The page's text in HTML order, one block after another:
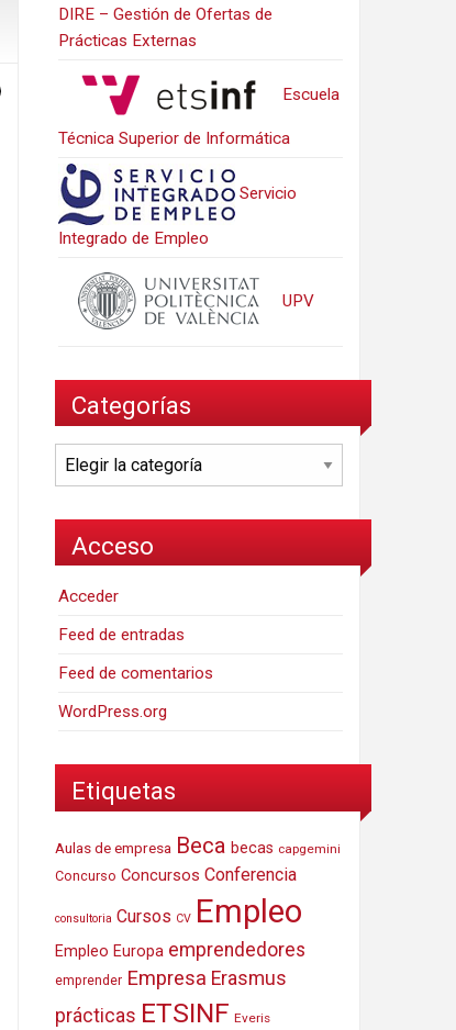
DIRE – Gestión de Ofertas de
Prácticas Externas
Escuela
Técnica Superior de Informática
Servicio
Integrado de Empleo
UPV
Categorías
Categorías
Acceso
Acceder
Feed de entradas
Feed de comentarios
WordPress.org
Etiquetas
Aulas de empresa Beca becas capgemini
Concurso Concursos Conferencia
consultoria Cursos CV Empleo
Empleo Europa emprendedores
emprender Empresa Erasmus
prácticas ETSINF Everis